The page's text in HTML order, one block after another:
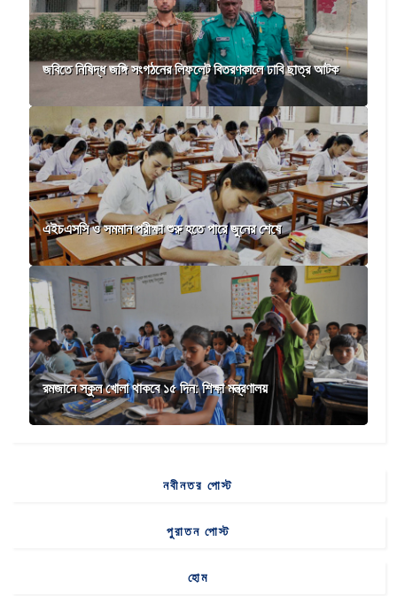
জবিতে নিষিদ্ধ জঙ্গি সংগঠনের লিফলেট বিতরণকালে ঢাবি ছাত্র আটক
এইচএসসি ও সমমান পরীক্ষা শুরু হতে পারে জুনের শেষে
রমজানে স্কুল খোলা থাকবে ১৫ দিন: শিক্ষা মন্ত্রণালয়
নবীনতর পোস্ট
পুরাতন পোস্ট
হোম